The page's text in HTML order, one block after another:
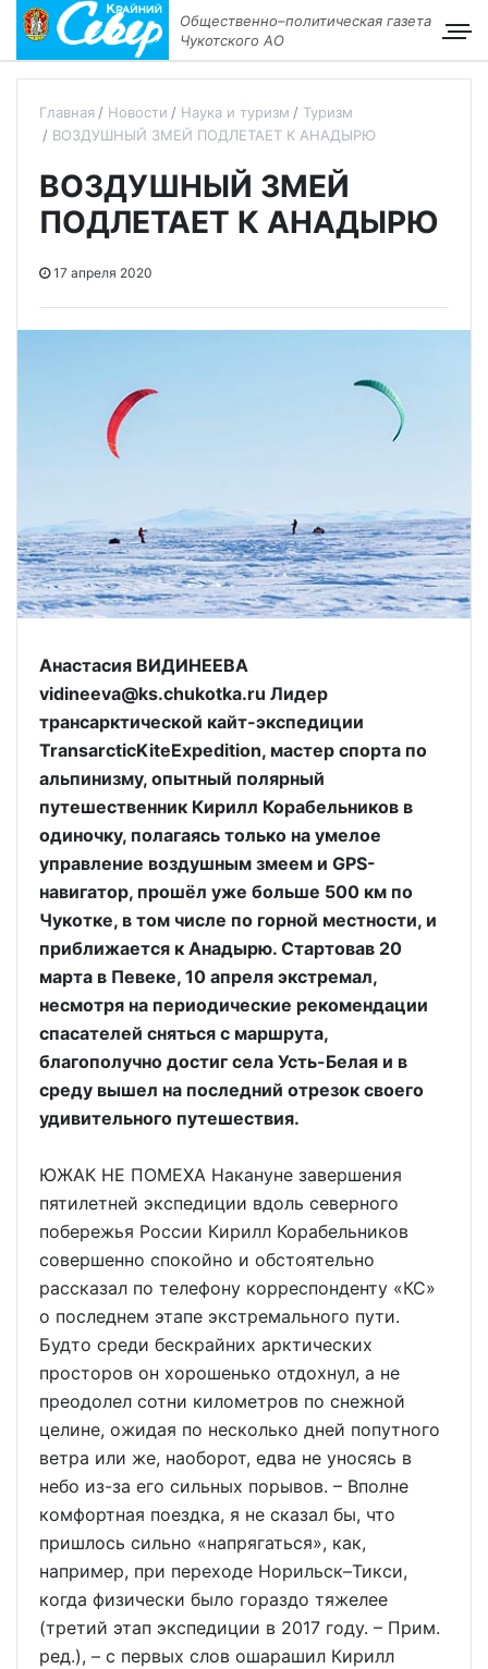
Общественно–политическая газета
Чукотского АО
Главная Новости Наука и туризм
Туризм
ВОЗДУШНЫЙ ЗМЕЙ ПОДЛЕТАЕТ К АНАДЫРЮ
ВОЗДУШНЫЙ ЗМЕЙ
ПОДЛЕТАЕТ К АНАДЫРЮ
17 апреля 2020
Анастасия ВИДИНЕЕВА
vidineeva@ks.chukotka.ru Лидер
трансарктической кайт-экспедиции
TransarcticKiteExpedition, мастер спорта по
альпинизму, опытный полярный
путешественник Кирилл Корабельников в
одиночку, полагаясь только на умелое
управление воздушным змеем и GPS-
навигатор, прошёл уже больше 500 км по
Чукотке, в том числе по горной местности, и
приближается к Анадырю. Стартовав 20
марта в Певеке, 10 апреля экстремал,
несмотря на периодические рекомендации
спасателей сняться с маршрута,
благополучно достиг села Усть-Белая и в
среду вышел на последний отрезок своего
удивительного путешествия.
ЮЖАК НЕ ПОМЕХА Накануне завершения
пятилетней экспедиции вдоль северного
побережья России Кирилл Корабельников
совершенно спокойно и обстоятельно
рассказал по телефону корреспонденту «КС»
о последнем этапе экстремального пути.
Будто среди бескрайних арктических
просторов он хорошенько отдохнул, а не
преодолел сотни километров по снежной
целине, ожидая по несколько дней попутного
ветра или же, наоборот, едва не уносясь в
небо из-за его сильных порывов. – Вполне
комфортная поездка, я не сказал бы, что
пришлось сильно «напрягаться», как,
например, при переходе Норильск–Тикси,
когда физически было гораздо тяжелее
(третий этап экспедиции в 2017 году. – Прим.
ред.), – с первых слов ошарашил Кирилл